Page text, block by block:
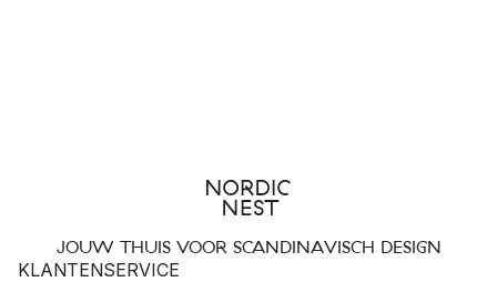
JOUW THUIS VOOR SCANDINAVISCH DESIGN
KLANTENSERVICE